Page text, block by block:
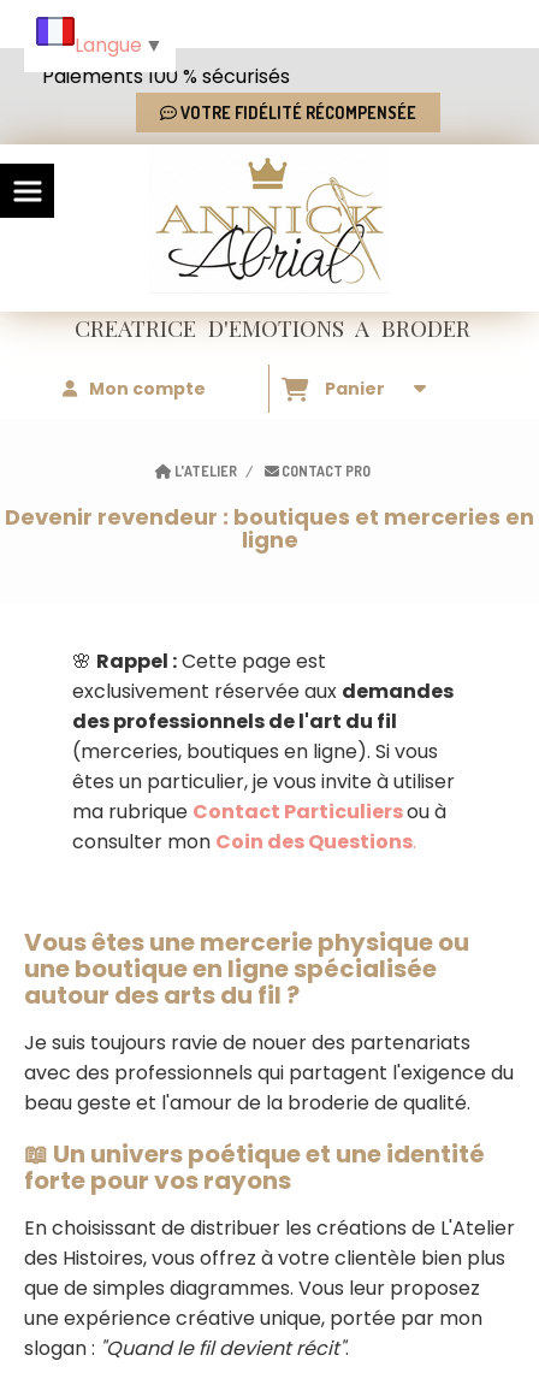
Paiements 100 % sécurisés
VOTRE FIDÉLITÉ RÉCOMPENSÉE
CREATRICED'EMOTIONSA BRODER
Mon compte Panier
L'ATELIER CONTACT PRO
Devenir revendeur : boutiques et merceries en
ligne
🌸 Rappel :Cette page est
exclusivement réservée aux demandes
des professionnels de l'art du fil
(merceries, boutiques en ligne). Si vous
êtes un particulier, je vous invite à utiliser
ma rubrique Contact Particuliersou à
consulter mon Coin des Questions.
Vous êtes une mercerie physique ou
une boutique en ligne spécialisée
autour des arts du fil ?
Je suis toujours ravie de nouer des partenariats
avec des professionnels qui partagent l'exigence du
beau geste et l'amour de la broderie de qualité.
📖 Un univers poétique et une identité
forte pour vos rayons
En choisissant de distribuer les créations de L'Atelier
des Histoires, vous offrez à votre clientèle bien plus
que de simples diagrammes. Vous leur proposez
une expérience créative unique, portée par mon
slogan : "Quand le fil devient récit".
Langue ▼